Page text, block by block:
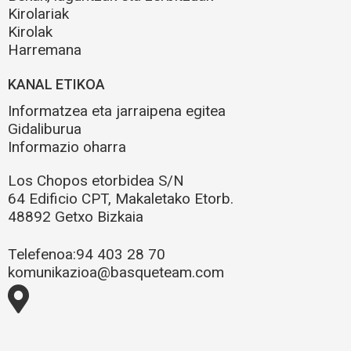
Kirolariak
Kirolak
Harremana
KANAL ETIKOA
Informatzea eta jarraipena egitea
Gidaliburua
Informazio oharra
Los Chopos etorbidea S/N
64 Edificio CPT, Makaletako Etorb.
48892 Getxo Bizkaia
Telefenoa:94 403 28 70
komunikazioa@basqueteam.com